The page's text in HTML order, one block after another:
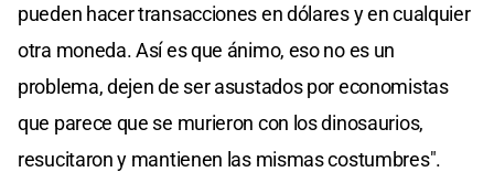
pueden hacer transacciones en dólares y en cualquier
otra moneda. Así es que ánimo, eso no es un
problema, dejen de ser asustados por economistas
que parece que se murieron con los dinosaurios,
resucitaron y mantienen las mismas costumbres".